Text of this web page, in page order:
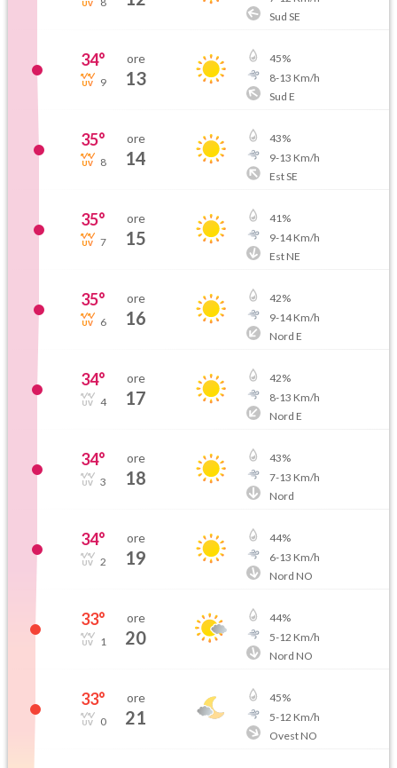
Sud SE
34°
9
ore
13
45%
8-13 Km/h
Sud E
35°
8
ore
14
43%
9-13 Km/h
Est SE
35°
7
ore
15
41%
9-14Km/h
Est NE
35°
6
ore
16
42%
9-14Km/h
Nord E
34°
4
ore
17
42%
8-13 Km/h
Nord E
34°
3
ore
18
43%
7-13 Km/h
Nord
34°
2
ore
19
44%
6-13 Km/h
Nord NO
33°
1
ore
20
44%
5-12 Km/h
Nord NO
33°
0
ore
21
45%
5-12 Km/h
Ovest NO